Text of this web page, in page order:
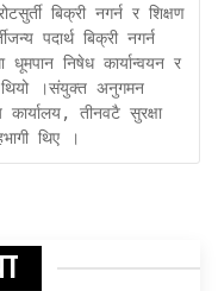
बिक्री नगर्न र शिक्षण
पदार्थ बिक्री नगर्न
निषेध कार्यान्वयन र
थियो ।संयुक्त अनुगमन
तीनवटै सुरक्षा
थिए ।